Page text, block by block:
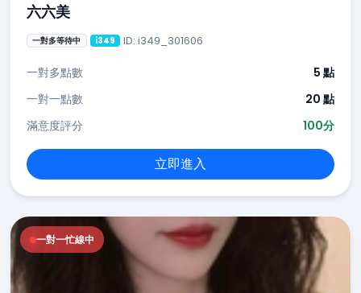
六六美
一對多等待中 i349 ID: i349_301606
一對多點數
5 點
一對一點數
20 點
滿意度評分
100分
立即進入
一對一忙線中